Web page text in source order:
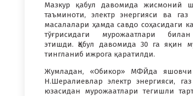
Мазкур қабул давомида жисмоний
таъминоти, электр энергияси ва
масалалари ҳамда савдо соҳасидаги
тўғрисидаги мурожаатлари
этишди. Қабул давомида 30 га яқин
тингланиб ижрога қаратилди.
Жумладан, «Обикор» МФЙда яшовчи
Н.Шералиевлар электр энергияси,
юзасидан мурожаатлари тегишли